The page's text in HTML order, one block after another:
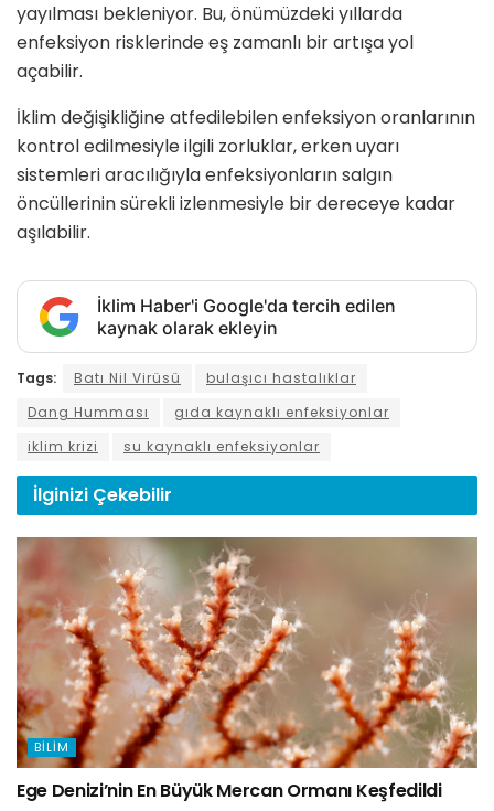
yayılması bekleniyor. Bu, önümüzdeki yıllarda
enfeksiyon risklerinde eş zamanlı bir artışa yol
açabilir.
İklim değişikliğine atfedilebilen enfeksiyon oranlarının
kontrol edilmesiyle ilgili zorluklar, erken uyarı
sistemleri aracılığıyla enfeksiyonların salgın
öncüllerinin sürekli izlenmesiyle bir dereceye kadar
aşılabilir.
İklim Haber'i Google'da tercih edilen
kaynak olarak ekleyin
Tags: Batı Nil Virüsü
bulaşıcı hastalıklar
Dang Humması
gıda kaynaklı enfeksiyonlar
iklim krizi
su kaynaklı enfeksiyonlar
İlginizi Çekebilir
BILIM
Ege Denizi’nin En Büyük Mercan Ormanı Keşfedildi